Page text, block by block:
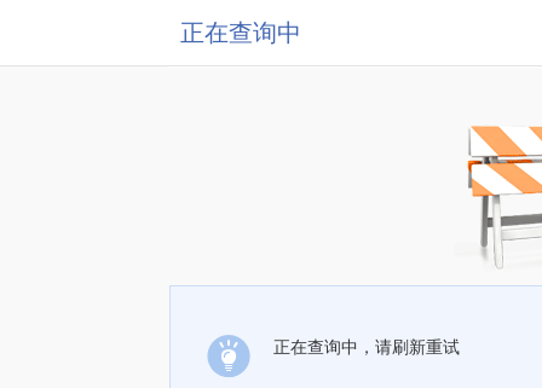
正在查询中
正在查询中，请刷新重试